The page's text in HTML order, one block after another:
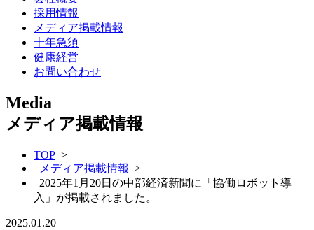
採用情報
メディア掲載情報
十年急須
健康経営
お問い合わせ
Media
メディア掲載情報
TOP >
メディア掲載情報 >
2025年1月20日の中部経済新聞に「協働ロボット導
入」が掲載されました。
2025.01.20